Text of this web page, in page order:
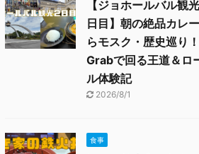
【ジョホールバル観
日目】朝の絶品カレ
らモスク・歴史巡り！
Grabで回る王道＆ロ
ル体験記
2026/8/1
食事